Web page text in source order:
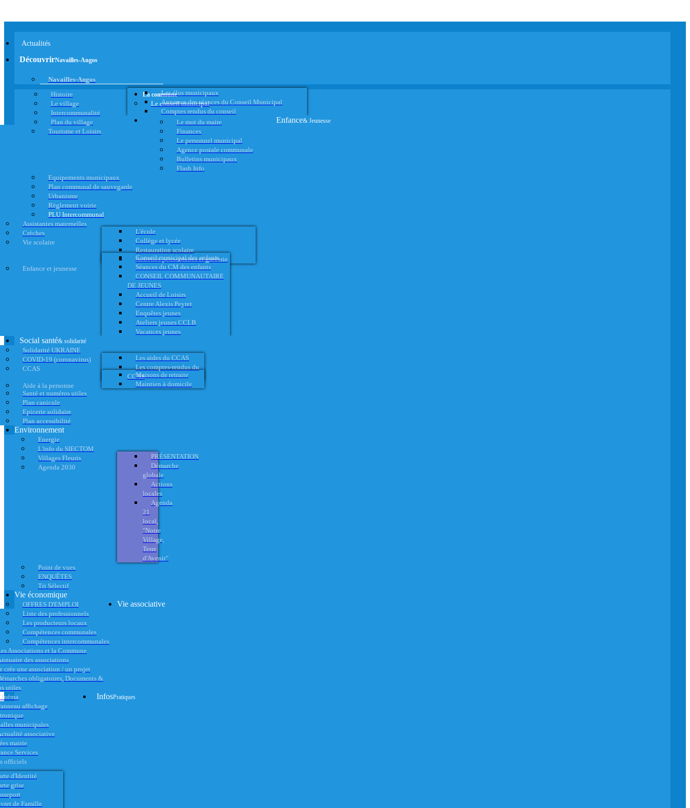
Actualités
DécouvrirNavailles-Angos
Navailles-Angos
Histoire
Le village
Intercommunalité
Plan du village
Tourisme et Loisirs
La commune
Le conseil municipal
Les élus municipaux
Annonce des séances du Conseil Municipal
Comptes rendus du conseil
Le mot du maire
Finances
Le personnel municipal
Agence postale communale
Bulletins municipaux
Flash Info
Equipements municipaux
Plan communal de sauvegarde
Urbanisme
Règlement voirie
PLU Intercommunal
Enfance& Jeunesse
Assistantes maternelles
Crèches
Vie scolaire
L'école
Collège et lycée
Restauration scolaire
Activités périscolaires et garderie
Enfance et jeunesse
Conseil municipal des enfants
Séances du CM des enfants
CONSEIL COMMUNAUTAIRE
DE JEUNES
Accueil de Loisirs
Centre Alexis Peyret
Enquêtes jeunes
Ateliers jeunes CCLB
Vacances jeunes
Social santé& solidarité
Solidarité UKRAINE
COVID-19 (coronavirus)
CCAS
Les aides du CCAS
Les comptes-rendus du
CCAS
Aide à la personne
Maisons de retraite
Maintien à domicile
Santé et numéros utiles
Plan canicule
Epicerie solidaire
Plan accessibilité
Environnement
Energie
L'info du SIECTOM
Villages Fleuris
Agenda 2030
PRÉSENTATION
Démarche
globale
Actions
locales
Agenda
21
local,
"Notre
Village,
Terre
d'Avenir"
Point de vues
ENQUÊTES
Tri Sélectif
Vie économique
OFFRES D'EMPLOI
Liste des professionnels
Les producteurs locaux
Compétences communales
Compétences intercommunales
Vie associative
Associations et la Commune
des associations
crée une association / un projet
obligatoires, Documents &
utiles
affichage
municipales
associative
InfosPratiques
mairie
Services
officiels
d'Identité
grise
de Famille